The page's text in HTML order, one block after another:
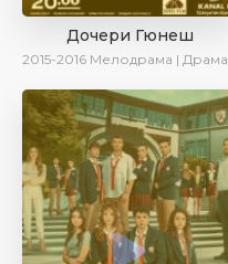
Дочери Гюнеш
2015-2016 Мелодрама | Драма | Комедия